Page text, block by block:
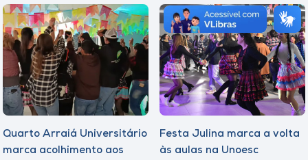
Quarto Arraiá Universitário
marca acolhimento aos
Festa Julina marca a volta
às aulas na Unoesc